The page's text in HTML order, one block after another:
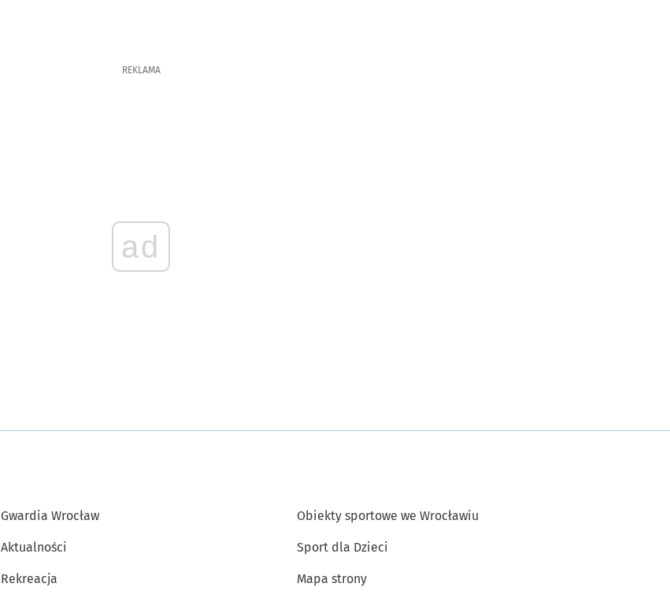
REKLAMA
ad
Gwardia Wrocław
Aktualności
Rekreacja
Obiekty sportowe we Wrocławiu
Sport dla Dzieci
Mapa strony